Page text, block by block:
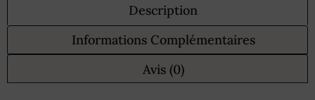
Description
Informations Complémentaires
Avis (0)